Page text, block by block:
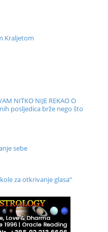
Kraljetom
NITKO NIJE REKAO O
posljedica brže nego što
sebe
za otkrivanje glasa“
Online – otvoreno za